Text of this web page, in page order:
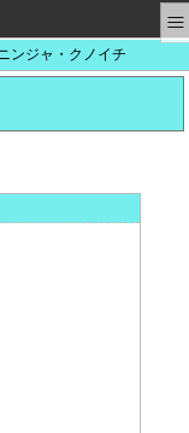
≡
ンジャ・クノイチ